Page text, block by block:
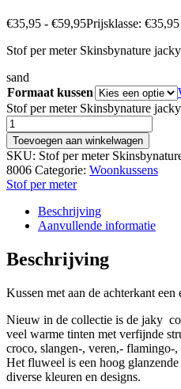
€35,95 - €59,95Prijsklasse:
Stof per meter Skinsbynature
sand
Formaat kussen
Stof per meter Skinsbynature
Toevoegen aan winkelwagen
SKU: Stof per meter
8006 Categorie: Woonkussens
Stof per meter
Beschrijving
Aanvullende informatie
Beschrijving
Kussen met aan de achterkant
Nieuw in de collectie is de jaky
veel warme tinten met verfijnde
croco, slangen-, veren,- flamingo-
Het fluweel is een hoog
diverse kleuren en designs.